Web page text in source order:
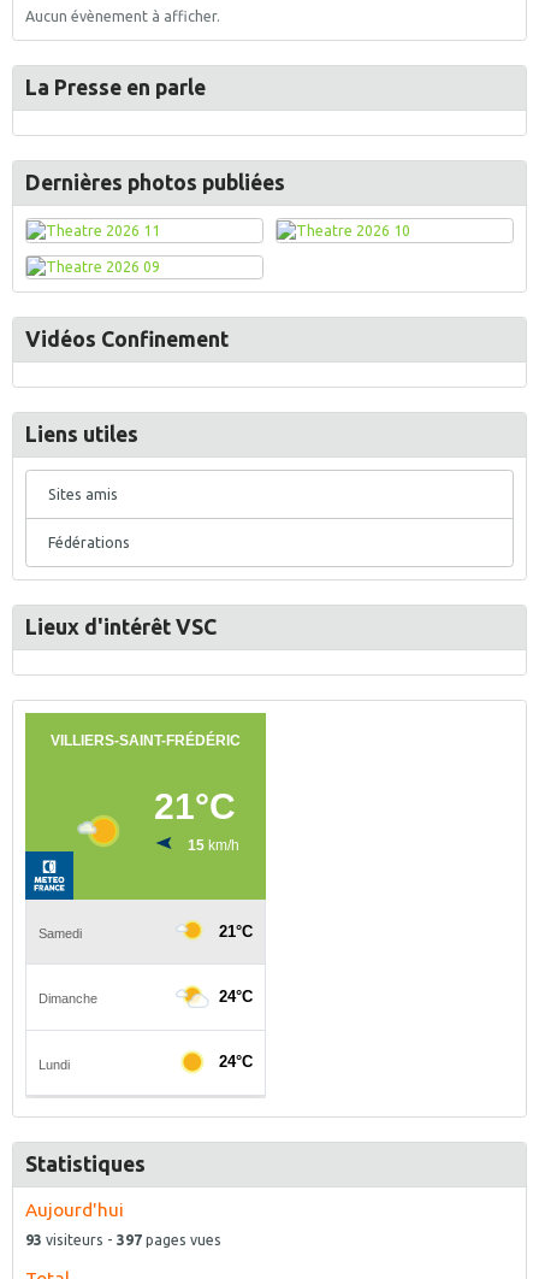
Aucun évènement à afficher.
La Presse en parle
Dernières photos publiées
Vidéos Confinement
Liens utiles
Sites amis
Fédérations
Lieux d'intérêt VSC
Statistiques
Aujourd'hui
93 visiteurs - 397 pages vues